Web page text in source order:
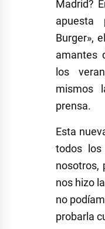
Madrid?
apuesta
Burger»,
amantes
los
mismos
prensa.
Esta
todos
nosotros,
nos hizo
no
probarla